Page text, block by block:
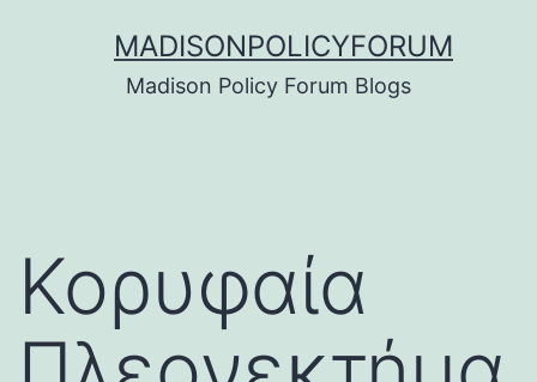
MADISONPOLICYFORUM
Madison Policy Forum Blogs
Κορυφαία